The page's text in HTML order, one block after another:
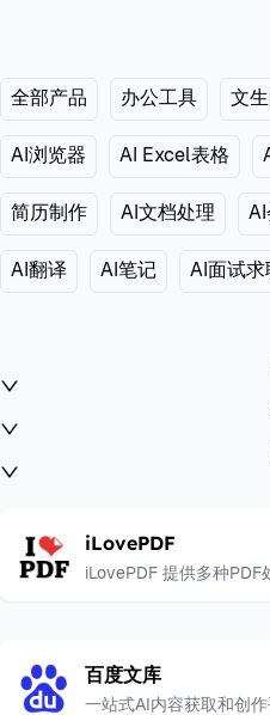
全部产品 办公工具 文
AI浏览器 AI Excel表格
简历制作 AI文档处理
AI翻译 AI笔记 AI面试求
iLovePDF
iLovePDF 提供多种
百度文库
一站式AI内容获取和创